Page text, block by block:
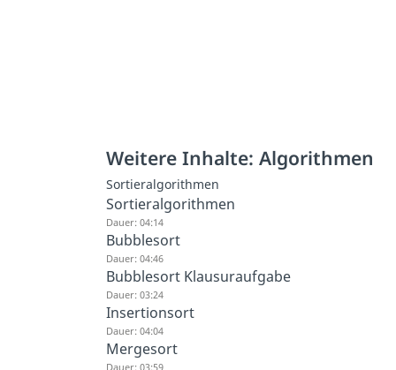
Weitere Inhalte: Algorithmen
Sortieralgorithmen
Sortieralgorithmen
Dauer: 04:14
Bubblesort
Dauer: 04:46
Bubblesort Klausuraufgabe
Dauer: 03:24
Insertionsort
Dauer: 04:04
Mergesort
Dauer: 03:59